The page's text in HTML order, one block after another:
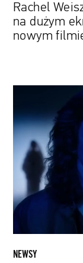
nowym
filmie
Todda
Rachel
na dużym
nowym
Adamem
Driverem
Marion
Cotillard
kinach
16
lipca
NEWSY